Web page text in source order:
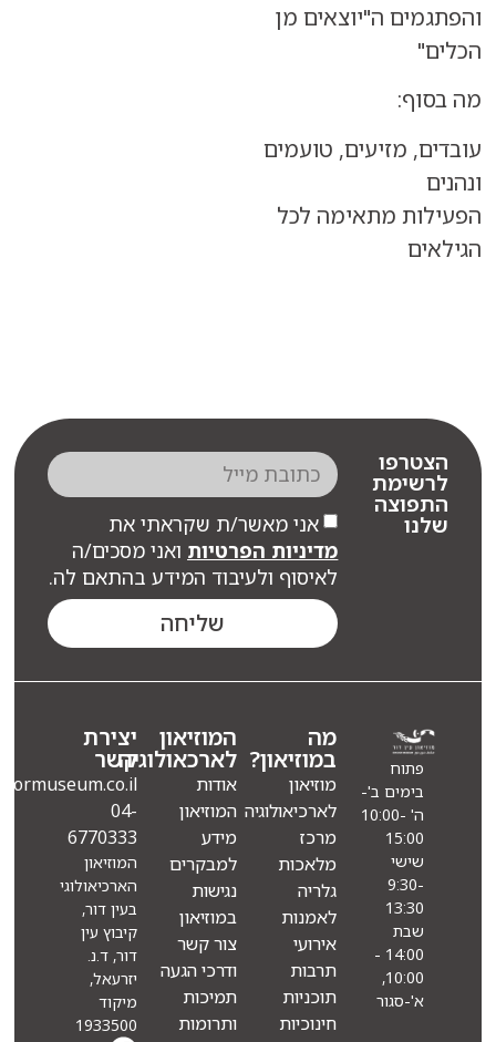
ה"יוצאים מן
מזיעים, טועמים
מתאימה לכל
אני מאשר/ת שקראתי את
מדיניות הפרטיותואני מסכים/ה
לאיסוף ולעיבוד המידע בהתאם לה.
מה
במוזיאון?
מוזיאון
לארכיאולוגיה
מרכז
מלאכות
גלריה
לאמנות
אירועי
תרבות
תוכניות
המוזיאון
לארכאולוגיה
אודות
המוזיאון
מידע
למבקרים
נגישות
במוזיאון
צור קשר
ודרכי הגעה
תמיכות
ותרומות
יצירת
קשר
Info@eindormuseum.co.il
04-
6770333
המוזיאון
הארכיאולוגי
בעין דור,
קיבוץ עין
דור, ד.נ.
יזרעאל,
מיקוד
1933500